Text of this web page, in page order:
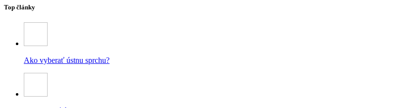
Top články
Ako vyberať ústnu sprchu?